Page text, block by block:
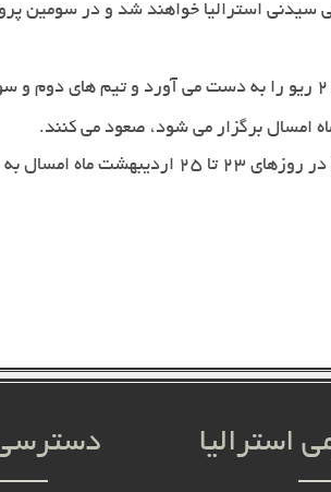
سیدنی استرالیا خواهند شد و در سومین
قهرمان مرحله نهایی رقابت های انتخابی سهمیه مستقیم المپیک 2016
.
دومین مرحله مسابقات والیبال ساحلی انتخابی
استرالیا